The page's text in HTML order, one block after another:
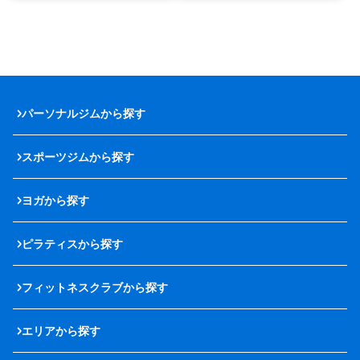
パーソナルジムから探す
スポーツジムから探す
ヨガから探す
ピラティスから探す
フィットネスクラブから探す
エリアから探す